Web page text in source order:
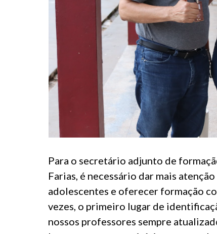
Para o secretário adjunto de
Farias, é necessário dar mais
adolescentes e oferecer formação
vezes, o primeiro lugar de
nossos professores sempre